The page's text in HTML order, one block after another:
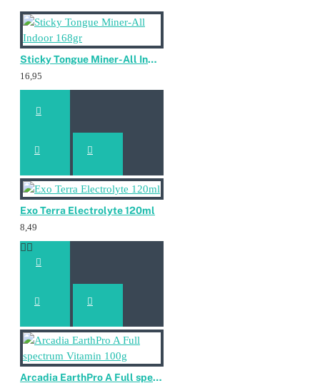
Sticky Tongue Miner-All Indoor 168gr
16,95
Exo Terra Electrolyte 120ml
8,49
Arcadia EarthPro A Full spectrum Vitamin 100g